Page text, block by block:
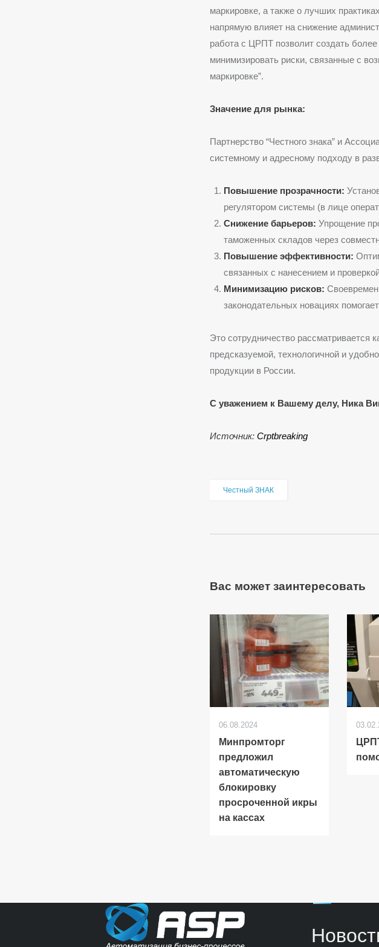
маркировке, а также о лучших
напрямую влияет на снижение
работа с ЦРПТ позволит создать
минимизировать риски, связанные с
маркировке”.
Значение для рынка:
Партнерство “Честного знака” и
системному и адресному подходу в
Повышение прозрачности:
регулятором системы (в лице
Снижение барьеров: Упрощение
таможенных складов через
Повышение эффективности:
связанных с нанесением и
Минимизацию рисков:
законодательных новациях
Это сотрудничество рассматривается
предсказуемой, технологичной и
продукции в России.
С уважением к Вашему делу, Ника
Источник: Сrptbreaking
Честный ЗНАК
Вас может заинтересовать
06.08.2024
Минпромторг
предложил
автоматическую
блокировку
просроченной икры
на кассах